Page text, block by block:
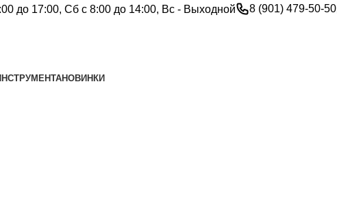
до 17:00, Сб с 8:00 до 14:00, Вс - Выходной 8 (901) 479-50-50
НОВИНКИ